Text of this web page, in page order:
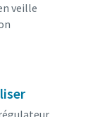
veille